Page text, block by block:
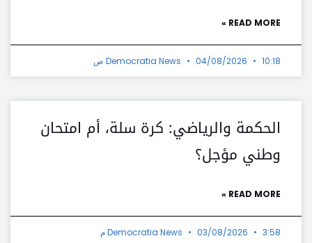
READ MORE »
Democratia News 04/08/2026 10:18 ص
الحكمة والرياضي: كرة سلة، أم امتحان
وطني مؤجل؟
READ MORE »
Democratia News 03/08/2026 3:58 م